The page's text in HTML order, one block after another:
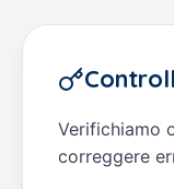
Verifichiamo
correggere